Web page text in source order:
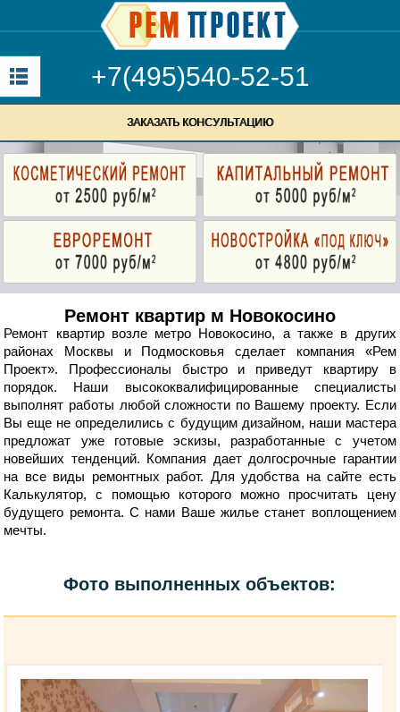
+7(495)540-52-51
ЗАКАЗАТЬ КОНСУЛЬТАЦИЮ
Ремонт квартир м Новокосино
Ремонт квартир возле метро Новокосино, а также в других
районах Москвы и Подмосковья сделает компания «Рем
Проект». Профессионалы быстро и приведут квартиру в
порядок. Наши высококвалифицированные специалисты
выполнят работы любой сложности по Вашему проекту. Если
Вы еще не определились с будущим дизайном, наши мастера
предложат уже готовые эскизы, разработанные с учетом
новейших тенденций. Компания дает долгосрочные гарантии
на все виды ремонтных работ. Для удобства на сайте есть
Калькулятор, с помощью которого можно просчитать цену
будущего ремонта. С нами Ваше жилье станет воплощением
мечты.
Фото выполненных объектов: